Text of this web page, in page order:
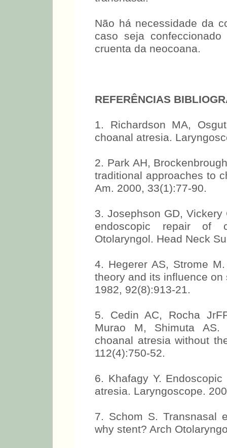
Não há necessidade da
caso seja
cruenta da neocoana.
REFERÊNCIAS
1. Richardson MA,
choanal atresia.
2. Park AH,
traditional approaches to
Am. 2000, 33(1):77-90.
3. Josephson GD,
endoscopic repair of
Otolaryngol. Head Neck
4. Hegerer AS, Strome
theory and its influence
1982, 92(8):913-21.
5. Cedin AC, Rocha
Murao M, Shimuta AS.
choanal atresia without
112(4):750-52.
6. Khafagy Y.
atresia. Laryngoscope.
7. Schom S. Transnasal
why stent? Arch